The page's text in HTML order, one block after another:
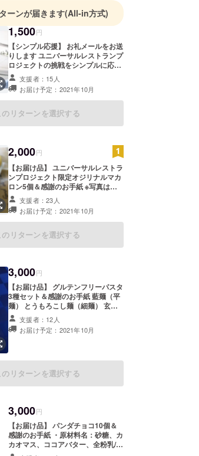
ーンが届きます(All-in方式)
1,500円
【シンプル応援】 お礼メールをお送
りします ユニバーサルレストランプ
ロジェクトの挑戦をシンプルに応援
するコースです。
支援者：15人
お届け予定：2021年10月
のリターンを選択する
2,000円
【お届け品】 ユニバーサルレストラ
ンプロジェクト限定オジリナルマカ
ロン5個＆感謝のお手紙 ※写真はイ
メージです。 ・原材料名：砂糖、
アーモンド、加工卵、食塩/着色料、
香料（一部に卵含む） ・内容量：約
4g/個 ・保存方法：高温多湿を避
け、冷暗所保存 ・添加物表示：ない
支援者：23人
お届け予定：2021年10月
のリターンを選択する
3,000円
【お届け品】 グルテンフリーパスタ
3種セット＆感謝のお手紙 藍麺（平
麺） とうもろこし麺（細麺） 玄米
麺（細麺） 原材料名: 藍麺（米粉・
藍粉・澱粉・豆乳） とうもろこし麺
（米粉・とうもろこし粉・澱粉・豆
日光を避けて常温保存 添加物表示:
ない アレルギー表示:大豆
支援者：12人
お届け予定：2021年10月
のリターンを選択する
3,000円
【お届け品】 パンダチョコ10個＆
感謝のお手紙 ・原材料名：砂糖、カ
カオマス、ココアバター、全粉乳/乳
化剤、バニラ香料、（一部に乳成